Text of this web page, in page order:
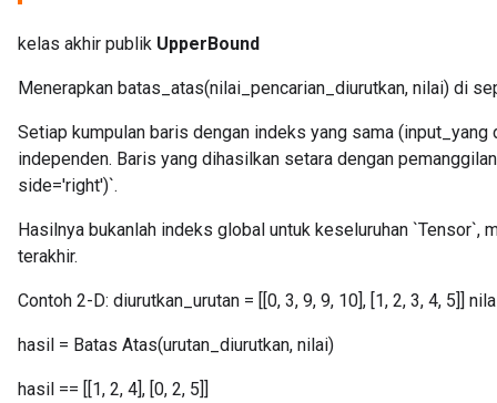
kelas akhir publik UpperBound
Menerapkan batas_atas(nilai_pencarian_diurutkan, nilai) di
Setiap kumpulan baris dengan indeks yang sama (input_yang
independen. Baris yang dihasilkan setara dengan
side='right')`.
Hasilnya bukanlah indeks global untuk keseluruhan `Tensor`,
terakhir.
Contoh 2-D: diurutkan_urutan = [[0, 3, 9, 9, 10], [1, 2, 3, 4, 5]]
hasil = Batas Atas(urutan_diurutkan, nilai)
hasil == [[1, 2, 4], [0, 2, 5]]